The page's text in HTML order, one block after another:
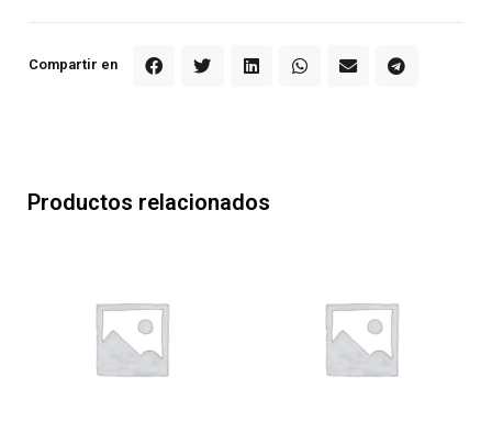
Compartir en
Productos relacionados